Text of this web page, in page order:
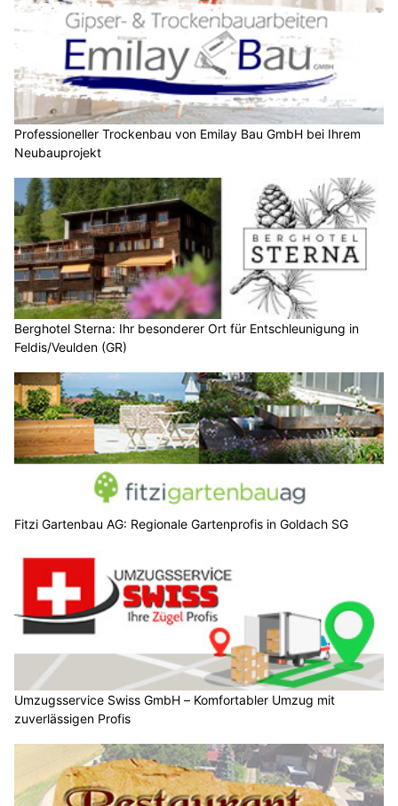
Professioneller Trockenbau von Emilay Bau GmbH bei Ihrem
Neubauprojekt
Berghotel Sterna: Ihr besonderer Ort für Entschleunigung in
Feldis/Veulden (GR)
Fitzi Gartenbau AG: Regionale Gartenprofis in Goldach SG
Umzugsservice Swiss GmbH – Komfortabler Umzug mit
zuverlässigen Profis